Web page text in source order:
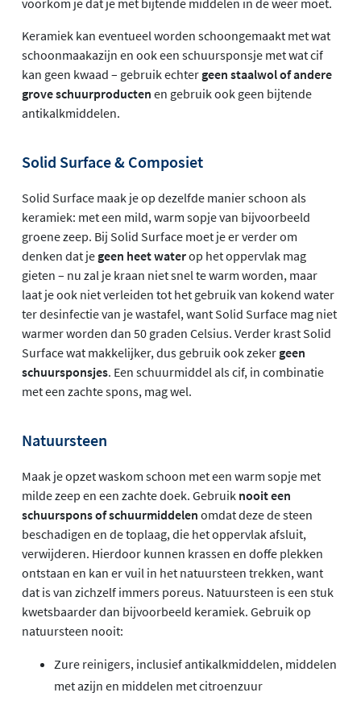
voorkom je dat je met bijtende middelen in de weer moet.
Keramiek kan eventueel worden schoongemaakt met wat
schoonmaakazijn en ook een schuursponsje met wat cif
kan geen kwaad – gebruik echter geen staalwol of andere
grove schuurproducten en gebruik ook geen bijtende
antikalkmiddelen.
Solid Surface & Composiet
Solid Surface maak je op dezelfde manier schoon als
keramiek: met een mild, warm sopje van bijvoorbeeld
groene zeep. Bij Solid Surface moet je er verder om
denken dat je geen heet waterop het oppervlak mag
gieten – nu zal je kraan niet snel te warm worden, maar
laat je ook niet verleiden tot het gebruik van kokend water
ter desinfectie van je wastafel, want Solid Surface mag niet
warmer worden dan 50 graden Celsius. Verder krast Solid
Surface wat makkelijker, dus gebruik ook zeker geen
schuursponsjes. Een schuurmiddel als cif, in combinatie
met een zachte spons, mag wel.
Natuursteen
Maak je opzet waskom schoon met een warm sopje met
milde zeep en een zachte doek. Gebruik nooit een
schuurspons of schuurmiddelen omdat deze de steen
beschadigen en de toplaag, die het oppervlak afsluit,
verwijderen. Hierdoor kunnen krassen en doffe plekken
ontstaan en kan er vuil in het natuursteen trekken, want
dat is van zichzelf immers poreus. Natuursteen is een stuk
kwetsbaarder dan bijvoorbeeld keramiek. Gebruik op
natuursteen nooit:
Zure reinigers, inclusief antikalkmiddelen, middelen
met azijn en middelen met citroenzuur